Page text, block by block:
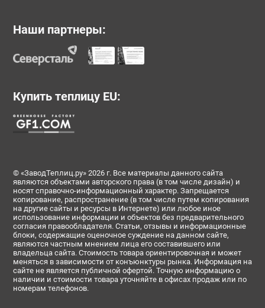
Наши партнеры:
Купить теплицу EU:
© «ЗаводТеплиц.ру» 2026 г. Все материалы данного сайта
являются объектами авторского права (в том числе дизайн) и
носят справочно-информационный характер. Запрещается
копирование, распространение (в том числе путем копирования
на другие сайты и ресурсы в Интернете) или любое иное
использование информации и объектов без предварительного
согласия правообладателя. Статьи, отзывы и информационные
блоки, содержащие оценочное суждение на данном сайте,
являются частным мнением лица его составившего или
владельца сайта. Стоимость товара ориентировочная и может
меняться в зависимости от конъюнктуры рынка. Информация на
сайте не является публичной офертой. Точную информацию о
наличии и стоимости товара уточняйте в офисах продаж или по
номерам телефонов.